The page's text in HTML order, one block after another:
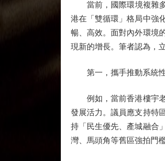
當前，國際環境複雜多
港在「雙循環」格局中強
暢、高效。面對內外環境
現新的增長。筆者認為，
第一，攜手推動系統性
例如，當前香港樓宇老
發展活力。議員應支持特
持「民生優先、產城融合
灣、馬頭角等舊區強拍門